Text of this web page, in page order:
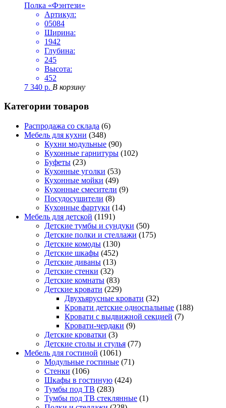
Полка «Фэнтези»
Артикул:
05084
Ширина:
1942
Глубина:
245
Высота:
452
7 340 р. В корзину
Категории товаров
Распродажа со склада (6)
Мебель для кухни (348)
Кухни модульные (90)
Кухонные гарнитуры (102)
Буфеты (23)
Кухонные уголки (53)
Кухонные мойки (49)
Кухонные смесители (9)
Посудосушители (8)
Кухонные фартуки (14)
Мебель для детской (1191)
Детские тумбы и сундуки (50)
Детские полки и стеллажи (175)
Детские комоды (130)
Детские шкафы (452)
Детские диваны (13)
Детские стенки (32)
Детские комнаты (83)
Детские кровати (229)
Двухъярусные кровати (32)
Кровати детские односпальные (188)
Кровати с выдвижной секцией (7)
Кровати-чердаки (9)
Детские кроватки (3)
Детские столы и стулья (77)
Мебель для гостиной (1061)
Модульные гостиные (71)
Стенки (106)
Шкафы в гостиную (424)
Тумбы под ТВ (283)
Тумбы под ТВ стеклянные (1)